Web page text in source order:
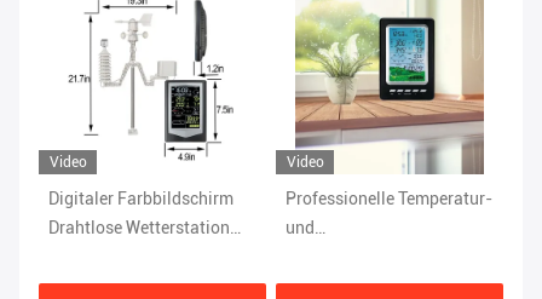
Video
Professionelle Temperatur-
und
drahtlose Wetterstation
Regenbereich von 0 bis 9
Indoor Wireless Outdoor
Windgeschwindigkeit von 0